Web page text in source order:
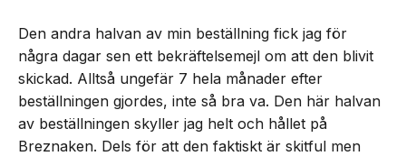
Den andra halvan av min beställning fick jag för
några dagar sen ett bekräftelsemejl om att den blivit
skickad. Alltså ungefär 7 hela månader efter
beställningen gjordes, inte så bra va. Den här halvan
av beställningen skyller jag helt och hållet på
Breznaken. Dels för att den faktiskt är skitful men